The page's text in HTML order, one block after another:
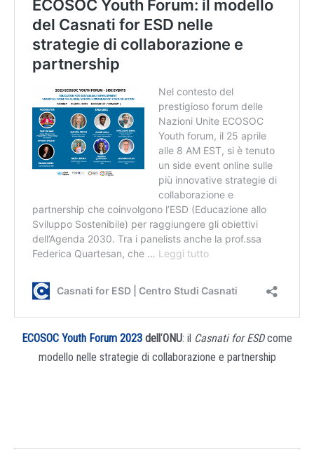
ECOSOC Youth Forum 2023 dell‘ONU: il Casnati for ESDcome
modello nelle strategie di collaborazione e partnership